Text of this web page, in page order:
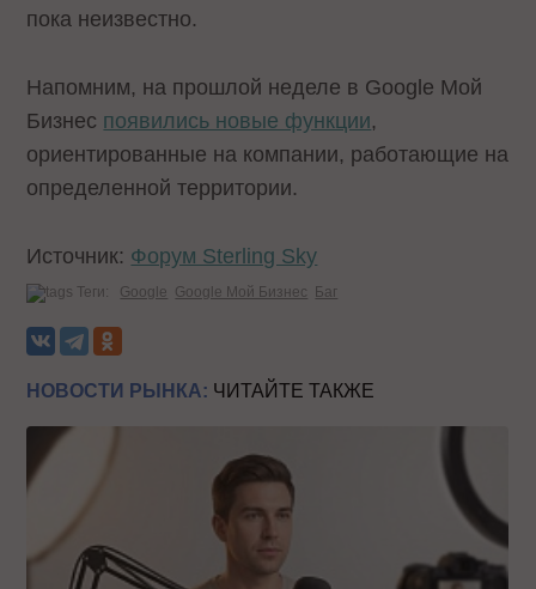
пока неизвестно.
Напомним, на прошлой неделе в Google Мой
Бизнес появились новые функции,
ориентированные на компании, работающие на
определенной территории.
Источник: Форум Sterling Sky
Теги: Google Google Мой Бизнес Баг
НОВОСТИ РЫНКА: ЧИТАЙТЕ ТАКЖЕ